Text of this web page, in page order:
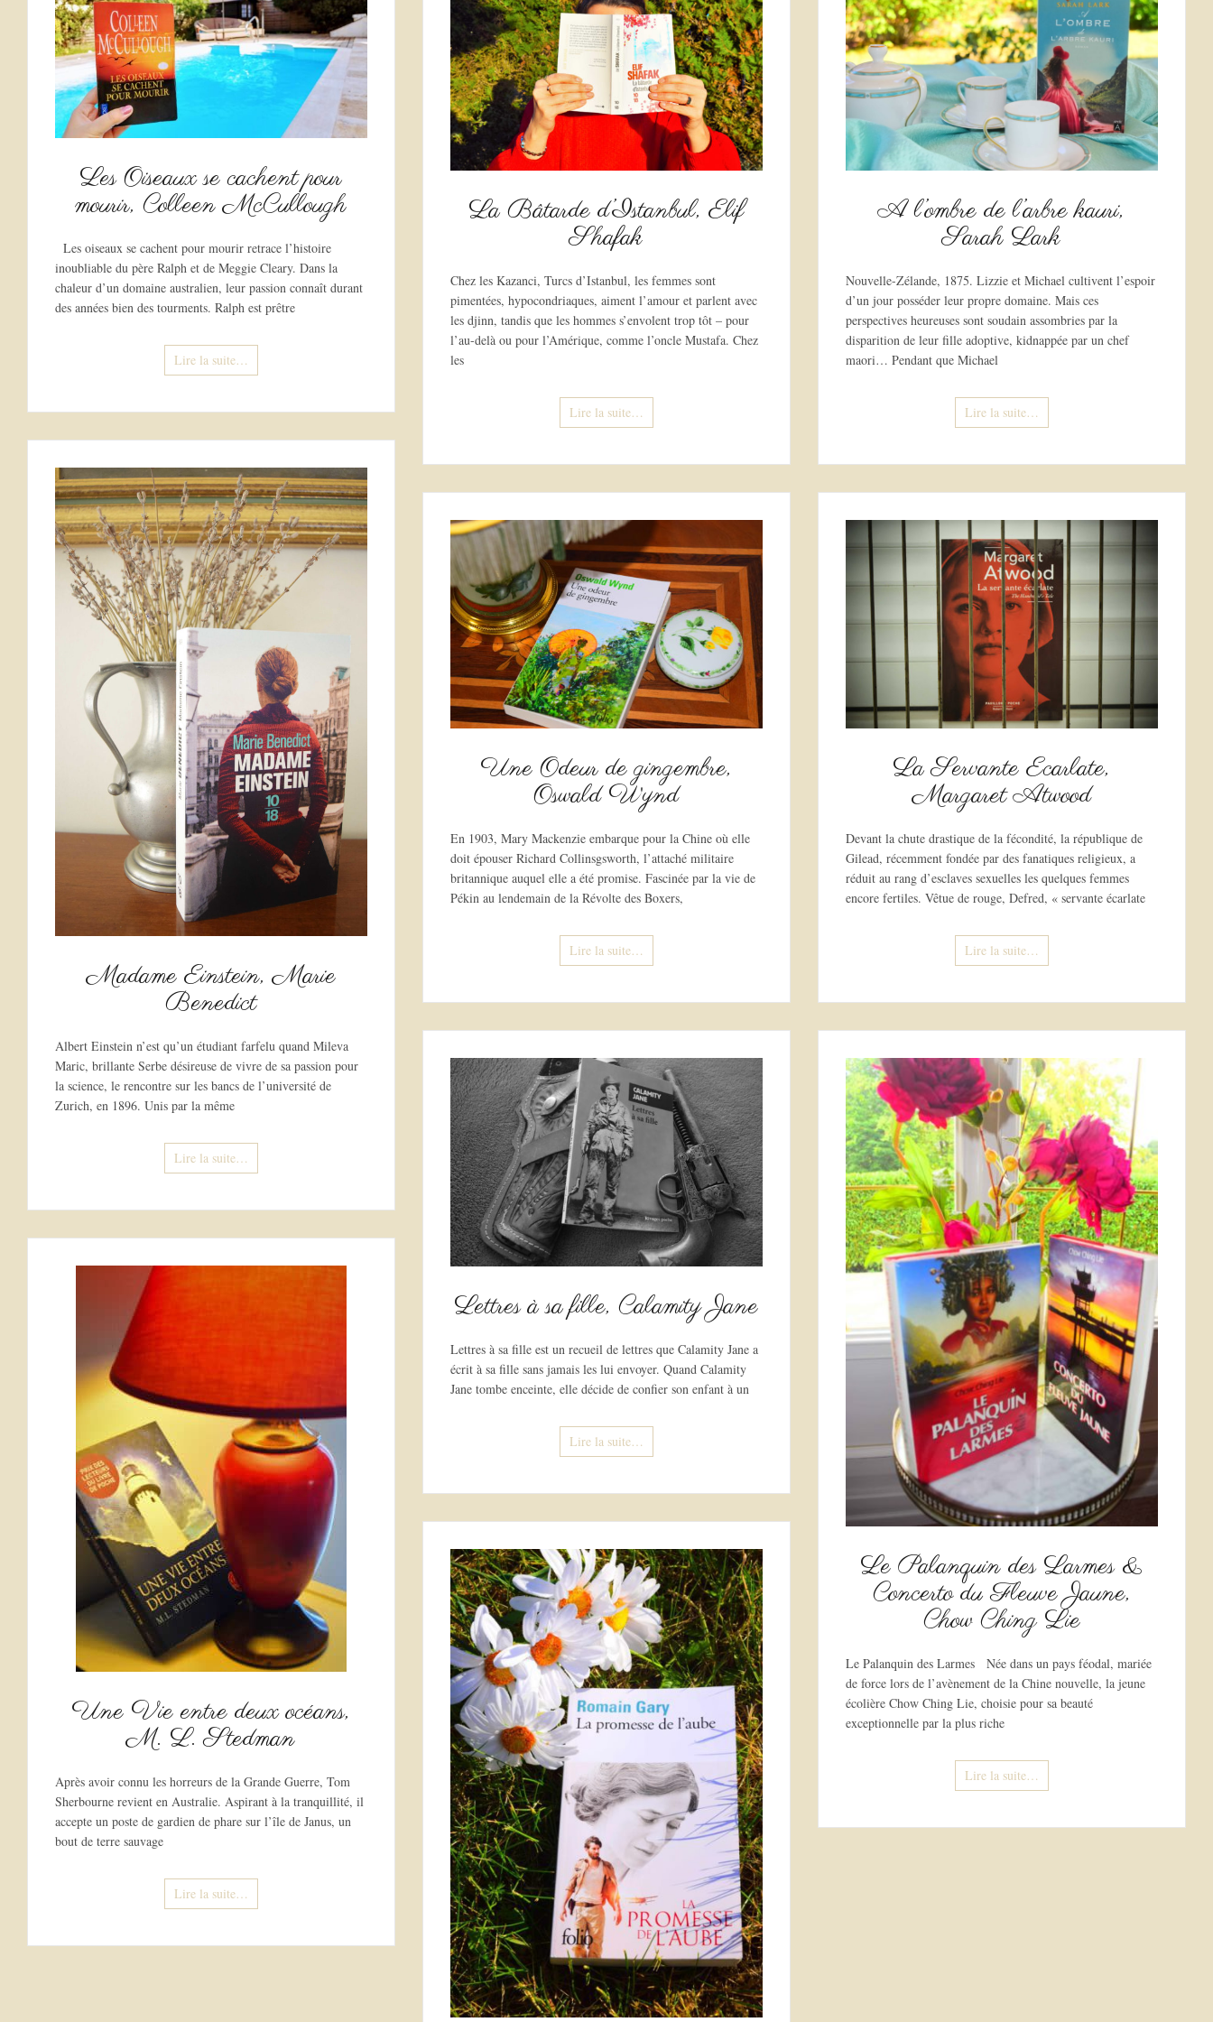
Les Oiseaux se cachent pour
mourir, Colleen McCullough
Les oiseaux se cachent pour mourir retrace l’histoire
inoubliable du père Ralph et de Meggie Cleary. Dans la
chaleur d’un domaine australien, leur passion connaît durant
des années bien des tourments. Ralph est prêtre
Lire la suite…
La Bâtarde d’Istanbul, Elif
Shafak
Chez les Kazanci, Turcs d’Istanbul, les femmes sont
pimentées, hypocondriaques, aiment l’amour et parlent avec
les djinn, tandis que les hommes s’envolent trop tôt – pour
l’au-delà ou pour l’Amérique, comme l’oncle Mustafa. Chez
les
Lire la suite…
A l’ombre de l’arbre kauri,
Sarah Lark
Nouvelle-Zélande, 1875. Lizzie et Michael cultivent l’espoir
d’un jour posséder leur propre domaine. Mais ces
perspectives heureuses sont soudain assombries par la
disparition de leur fille adoptive, kidnappée par un chef
maori… Pendant que Michael
Lire la suite…
Madame Einstein, Marie
Benedict
Albert Einstein n’est qu’un étudiant farfelu quand Mileva
Maric, brillante Serbe désireuse de vivre de sa passion pour
la science, le rencontre sur les bancs de l’université de
Zurich, en 1896. Unis par la même
Lire la suite…
La Servante Ecarlate,
Margaret Atwood
Devant la chute drastique de la fécondité, la république de
Gilead, récemment fondée par des fanatiques religieux, a
réduit au rang d’esclaves sexuelles les quelques femmes
encore fertiles. Vêtue de rouge, Defred, « servante écarlate
Lire la suite…
Une Odeur de gingembre,
Oswald Wynd
En 1903, Mary Mackenzie embarque pour la Chine où elle
doit épouser Richard Collinsgsworth, l’attaché militaire
britannique auquel elle a été promise. Fascinée par la vie de
Pékin au lendemain de la Révolte des Boxers,
Lire la suite…
Le Palanquin des Larmes &
Concerto du Fleuve Jaune,
Chow Ching Lie
Le Palanquin des Larmes Née dans un pays féodal, mariée
de force lors de l’avènement de la Chine nouvelle, la jeune
écolière Chow Ching Lie, choisie pour sa beauté
exceptionnelle par la plus riche
Lire la suite…
Lettres à sa fille, Calamity Jane
Lettres à sa fille est un recueil de lettres que Calamity Jane a
écrit à sa fille sans jamais les lui envoyer. Quand Calamity
Jane tombe enceinte, elle décide de confier son enfant à un
Lire la suite…
Une Vie entre deux océans,
M. L. Stedman
Après avoir connu les horreurs de la Grande Guerre, Tom
Sherbourne revient en Australie. Aspirant à la tranquillité, il
accepte un poste de gardien de phare sur l’île de Janus, un
bout de terre sauvage
Lire la suite…